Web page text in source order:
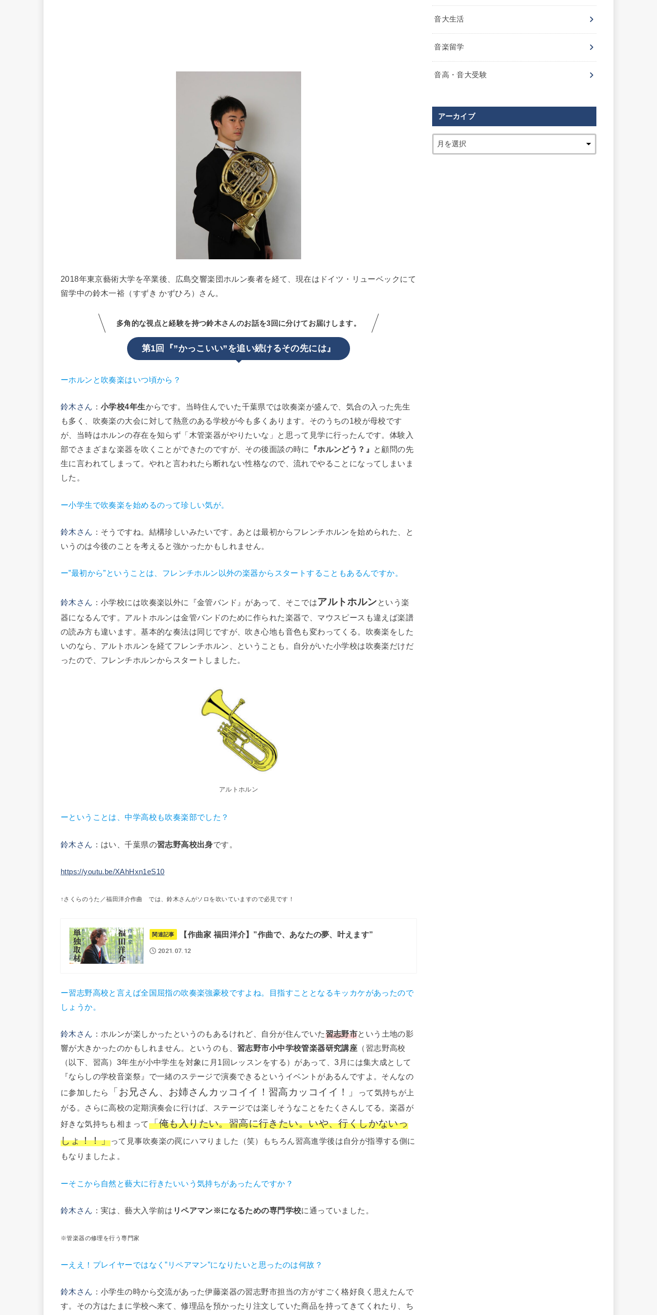
2018年東京藝術大学を卒業後、広島交響楽団ホルン奏者を経て、現在はドイツ・リューベックにて
留学中の鈴木一裕（すずき かずひろ）さん。
多角的な視点と経験を持つ鈴木さんのお話を3回に分けてお届けします。
第1回『”かっこいい”を追い続けるその先には』
ーホルンと吹奏楽はいつ頃から？
鈴木さん ：小学校4年生からです。当時住んでいた千葉県では吹奏楽が盛んで、気合の入った先生
も多く、吹奏楽の大会に対して熱意のある学校が今も多くあります。そのうちの1校が母校です
が、当時はホルンの存在を知らず「木管楽器がやりたいな」と思って見学に行ったんです。体験入
部でさまざまな楽器を吹くことができたのですが、その後面談の時に
『ホルンどう？』
と顧問の先
生に言われてしまって。やれと言われたら断れない性格なので、流れでやることになってしまいま
した。
ー小学生で吹奏楽を始めるのって珍しい気が。
鈴木さん ：そうですね。結構珍しいみたいです。あとは最初からフレンチホルンを始められた、と
いうのは今後のことを考えると強かったかもしれません。
ー”最初から”ということは、フレンチホルン以外の楽器からスタートすることもあるんですか。
鈴木さん ：小学校には吹奏楽以外に『金管バンド』があって、そこではアルトホルン という楽
器になるんです。アルトホルンは金管バンドのために作られた楽器で、マウスピースも違えば楽譜
の読み方も違います。基本的な奏法は同じですが、吹き心地も音色も変わってくる。吹奏楽をした
いのなら、アルトホルンを経てフレンチホルン、ということも。自分がいた小学校は吹奏楽だけだ
ったので、フレンチホルンからスタートしました。
アルトホルン
ーということは、中学高校も吹奏楽部でした？
鈴木さん ：はい、千葉県の習志野高校出身です。
https://youtu.be/XAhHxn1eS10
↑さくらのうた／福田洋介作曲 では、鈴木さんがソロを吹いていますので必見です！
関連記事 【作曲家 福田洋介】”作曲で、あなたの夢、叶えます”
2021.07.12
ー習志野高校と言えば全国屈指の吹奏楽強豪校ですよね。目指すこととなるキッカケがあったので
しょうか。
鈴木さん ：ホルンが楽しかったというのもあるけれど、自分が住んでいた習志野市という土地の影
響が大きかったのかもしれません。というのも、 習志野市小中学校管楽器研究講座 （習志野高校
（以下、習高）3年生が小中学生を対象に月1回レッスンをする）があって、3月には集大成として
『ならしの学校音楽祭』で一緒のステージで演奏できるというイベントがあるんですよ。そんなの
に参加したら
「お兄さん、お姉さんカッコイイ！習高カッコイイ！」
って気持ちが上
がる。さらに高校の定期演奏会に行けば、ステージでは楽しそうなことをたくさんしてる。楽器が
好きな気持ちも相まって「俺も入りたい。習高に行きたい。いや、行くしかないっ
しょ！！」って見事吹奏楽の罠にハマりました（笑）もちろん習高進学後は自分が指導する側に
もなりましたよ。
ーそこから自然と藝大に行きたいいう気持ちがあったんですか？
鈴木さん ：実は、藝大入学前は リペアマン※になるための専門学校に通っていました。
※管楽器の修理を行う専門家
ーええ！プレイヤーではなく”リペアマン”になりたいと思ったのは何故？
鈴木さん ：小学生の時から交流があった伊藤楽器の習志野市担当の方がすごく格好良く思えたんで
す。その方はたまに学校へ来て、修理品を預かったり注文していた商品を持ってきてくれたり、ち
音大生活
音楽留学
音高・音大受験
アーカイブ